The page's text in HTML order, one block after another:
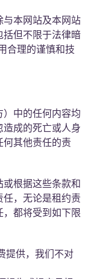
与本网站及本网站
括但不限于法律暗
合理的谨慎和技
中的任何内容均
成的死亡或人身
何其他责任的责
根据这些条款和
任，无论是租约责
都将受到如下限
提供，我们不对